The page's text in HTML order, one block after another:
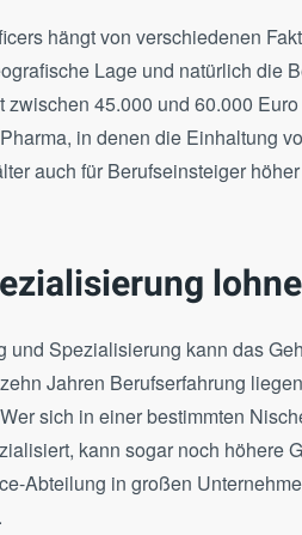
hängt von verschiedenen
Lage und natürlich die
45.000 und 60.000
in denen die Einhaltung
auch für Berufseinsteiger
und Spezialisierung kann das
Jahren Berufserfahrung
sich in einer bestimmten
kann sogar noch höhere
Abteilung in großen